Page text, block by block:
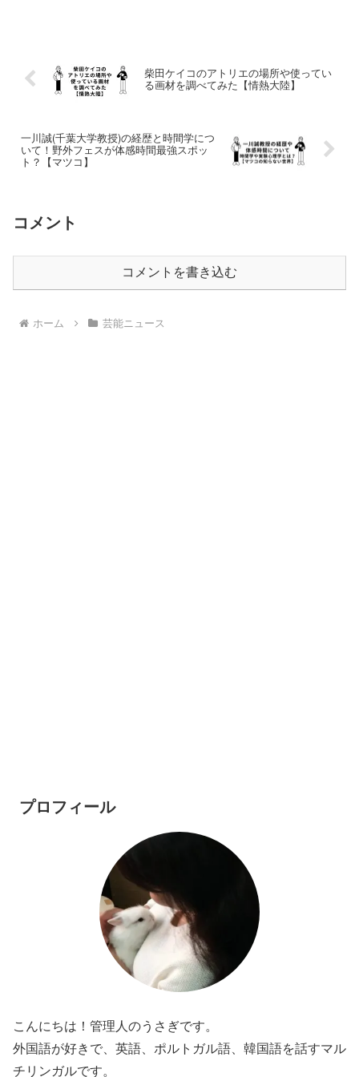
柴田ケイコのアトリエの場所や使ってい
る画材を調べてみた【情熱大陸】
一川誠(千葉大学教授)の経歴と時間学につ
いて！野外フェスが体感時間最強スポッ
ト？【マツコ】
コメント
コメントを書き込む
ホーム 芸能ニュース
プロフィール
こんにちは！管理人のうさぎです。
外国語が好きで、英語、ポルトガル語、韓国語を話すマル
チリンガルです。